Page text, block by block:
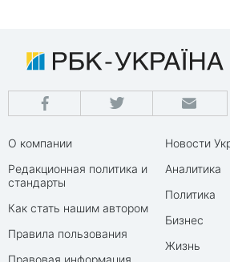
О компании
Редакционная политика и
стандарты
Как стать нашим автором
Правила пользования
Правовая информация
Новости
Аналитика
Политика
Бизнес
Жизнь